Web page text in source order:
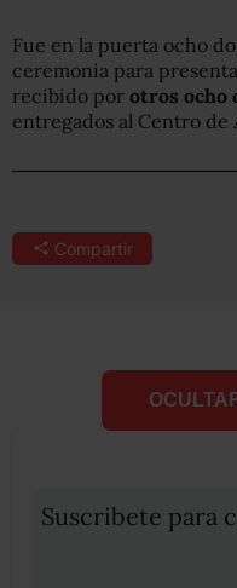
Fue en la puerta ocho
ceremonia para
recibido por otros ocho
entregados al Centro de
Compartir
Suscribete para